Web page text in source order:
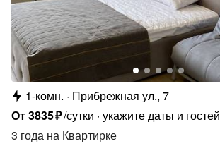
1-комн.
Прибрежная ул., 7
От3835₽/сутки укажите даты и гостей
3 года на Квартирке